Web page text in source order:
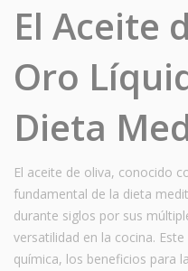
El Aceite
Oro
Dieta
El aceite de oliva, conocido
fundamental de la dieta
durante siglos por sus
versatilidad en la cocina.
química, los beneficios para